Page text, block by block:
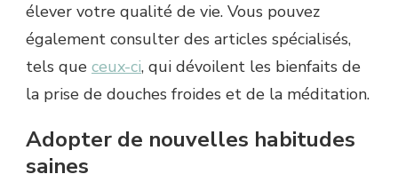
élever votre qualité de vie. Vous pouvez
également consulter des articles spécialisés,
tels que ceux-ci, qui dévoilent les bienfaits de
la prise de douches froides et de la méditation.
Adopter de nouvelles habitudes
saines